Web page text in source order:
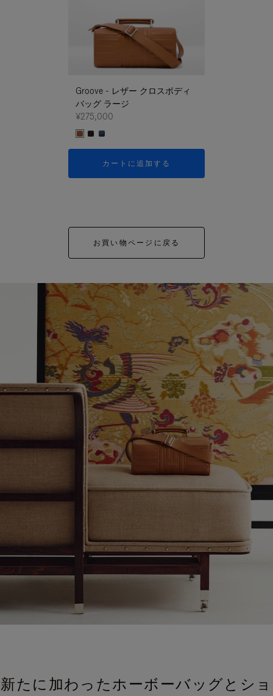
Groove - レザー クロスボディ
バッグ ラージ
¥275,000
カートに追加する
お買い物ページに戻る
新たに加わったホーボーバッグとショ